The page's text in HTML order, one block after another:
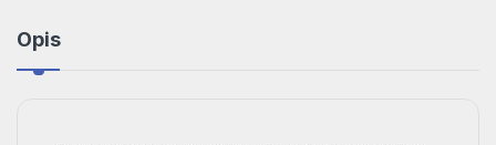
Opis